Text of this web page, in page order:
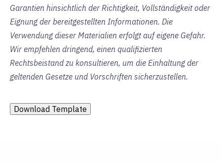
Garantien hinsichtlich der Richtigkeit, Vollständigkeit oder
Eignung der bereitgestellten Informationen. Die
Verwendung dieser Materialien erfolgt auf eigene Gefahr.
Wir empfehlen dringend, einen qualifizierten
Rechtsbeistand zu konsultieren, um die Einhaltung der
geltenden Gesetze und Vorschriften sicherzustellen.
Download Template